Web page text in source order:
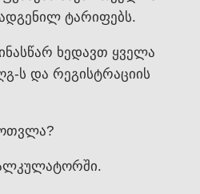
ტარიფებს.
ხედავთ ყველა
ს და რეგისტრაციის